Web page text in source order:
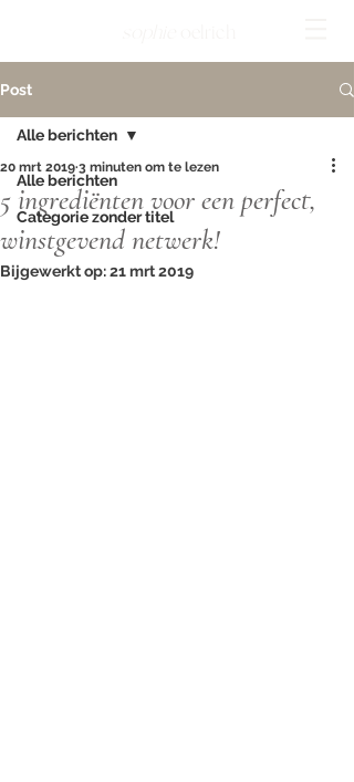
Post
Alle berichten
Categorie zonder titel
Alle berichten
5 ingrediënten voor een perfect,
winstgevend netwerk!
20 mrt 2019 3 minuten om te lezen
Bijgewerkt op:21 mrt 2019